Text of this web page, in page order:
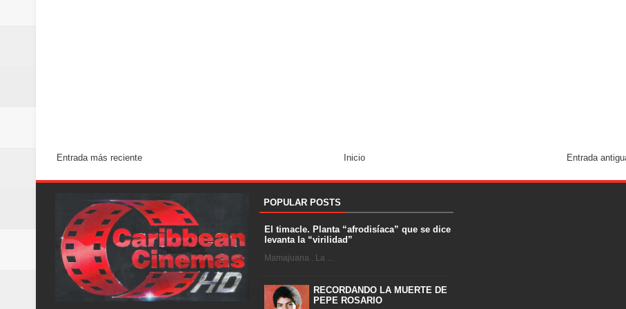
Entrada más reciente Entrada
Inicio
POPULAR POSTS
El timacle. Planta “afrodisíaca” que se dice
levanta la “virilidad”
Mamajuana . La ...
RECORDANDO LA MUERTE DE
PEPE ROSARIO